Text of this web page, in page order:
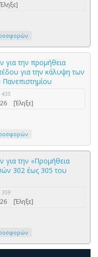
την προμήθεια
για την κάλυψη των
435
[Έληξε]
την «Προμήθεια
302 έως 305 του
359
[Έληξε]